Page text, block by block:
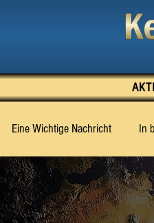
Eine Wichtige Nachricht In
Was für das Dritte Jahrtausend prop